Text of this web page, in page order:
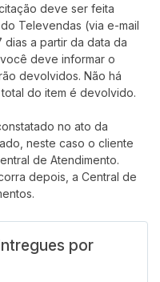
deve ser feita
Televendas (via e-mail
a partir da data da
deve informar o
devolvidos. Não há
do item é devolvido.
no ato da
neste caso o cliente
de Atendimento.
depois, a Central de
por